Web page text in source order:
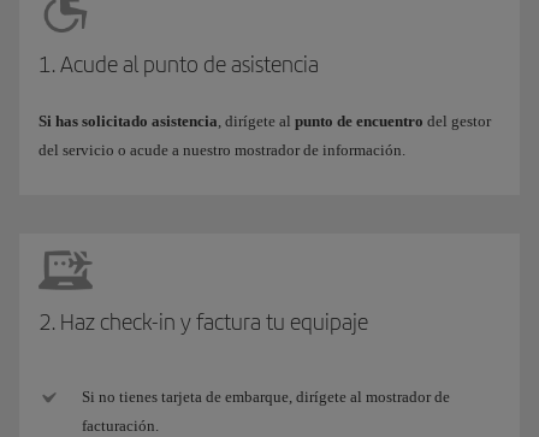
1. Acude al punto de asistencia
Si has solicitado asistencia , dirígete al punto de encuentro del gestor
del servicio o acude a nuestro mostrador de información.
2. Haz check-in y factura tu equipaje
Si no tienes tarjeta de embarque, dirígete al mostrador de
facturación.